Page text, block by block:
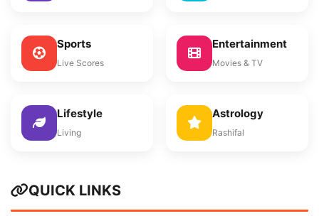
Sports
Live Scores
Entertainment
Movies & TV
Lifestyle
Living
Astrology
Rashifal
QUICK LINKS